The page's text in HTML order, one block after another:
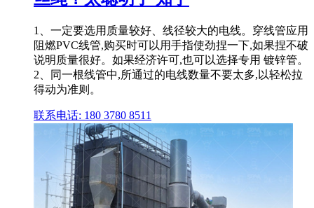
1、一定要选用质量较好、线径较大的电线。穿线管应用
阻燃PVC线管,购买时可以用手指使劲捏一下,如果捏不破
说明质量很好。如果经济许可,也可以选择专用 镀锌管。
2、同一根线管中,所通过的电线数量不要太多,以轻松拉
得动为准则。
联系电话: 180 3780 8511